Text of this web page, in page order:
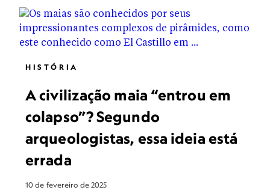
HISTÓRIA
A civilização maia “entrou em
colapso”? Segundo
arqueologistas, essa ideia está
errada
10 de fevereiro de 2025